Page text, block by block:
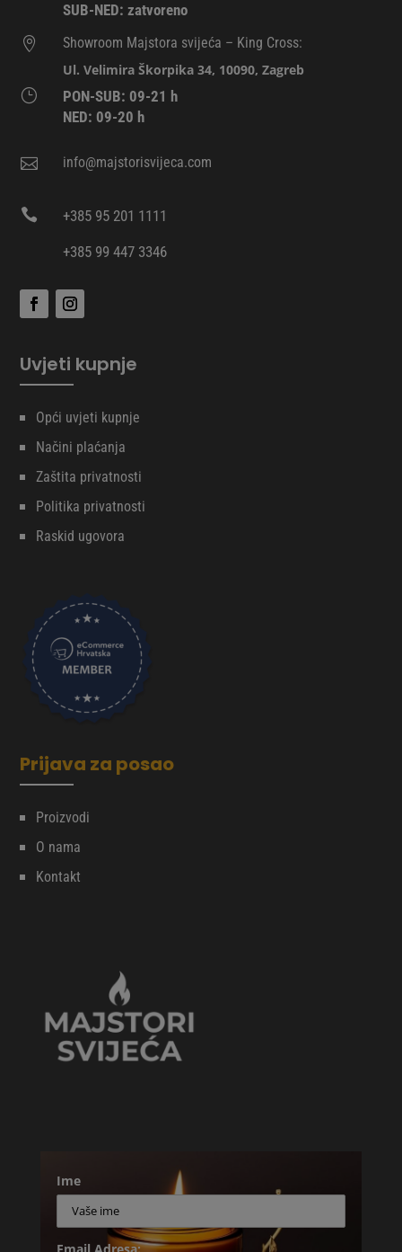
SUB-NED: zatvoreno

Showroom Majstora svijeća – King Cross:
Ul. Velimira Škorpika 34, 10090, Zagreb
}
PON-SUB: 09-21 h
NED: 09-20 h
 info@majstorisvijeca.com

+385 95 201 1111
+385 99 447 3346
Uvjeti kupnje
Opći uvjeti kupnje
Načini plaćanja
Zaštita privatnosti
Politika privatnosti
Raskid ugovora
Prijava za posao
Proizvodi
O nama
Kontakt
Ime